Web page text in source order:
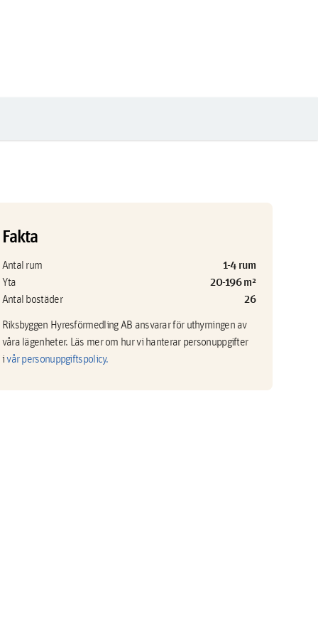
Fakta
Antal rum 1-4 rum
Yta 20-196 m²
Antal bostäder 26
Riksbyggen Hyresförmedling AB ansvarar för uthyrningen av
våra lägenheter. Läs mer om hur vi hanterar personuppgifter
ivår personuppgiftspolicy.